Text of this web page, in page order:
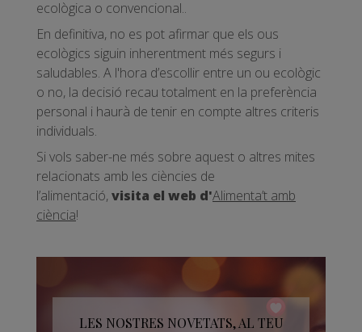
ecològica o convencional..
En definitiva, no es pot afirmar que els ous
ecològics siguin inherentment més segurs i
saludables. A l'hora d’escollir entre un ou ecològic
o no, la decisió recau totalment en la preferència
personal i haurà de tenir en compte altres criteris
individuals.
Si vols saber-ne més sobre aquest o altres mites
relacionats amb les ciències de
l’alimentació,visita el web d'Alimenta’t amb
ciència!
LES NOSTRES NOVETATS, AL TEU